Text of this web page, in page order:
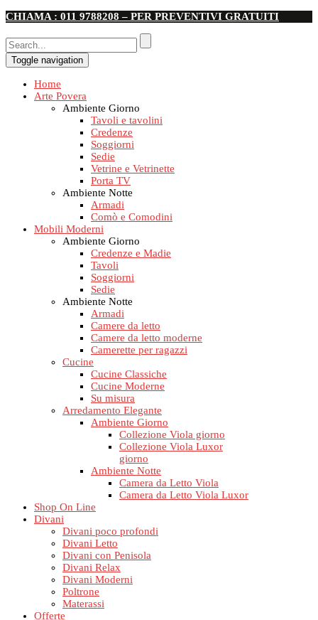
CHIAMA : 011 9788208 – PER PREVENTIVI GRATUITI
Toggle navigation
Home
Arte Povera
Ambiente Giorno
Tavoli e tavolini
Credenze
Soggiorni
Sedie
Vetrine e Vetrinette
Porta TV
Ambiente Notte
Armadi
Comò e Comodini
Mobili Moderni
Ambiente Giorno
Credenze e Madie
Tavoli
Soggiorni
Sedie
Ambiente Notte
Armadi
Camere da letto
Camere da letto moderne
Camerette per ragazzi
Cucine
Cucine Classiche
Cucine Moderne
Su misura
Arredamento Elegante
Ambiente Giorno
Collezione Viola giorno
Collezione Viola Luxor
giorno
Ambiente Notte
Camera da Letto Viola
Camera da Letto Viola Luxor
Shop On Line
Divani
Divani poco profondi
Divani Letto
Divani con Penisola
Divani Relax
Divani Moderni
Poltrone
Materassi
Offerte